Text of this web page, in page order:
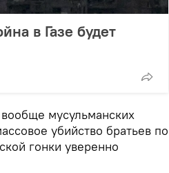
в Газе будет
мусульманских
убийство братьев по
гонки уверенно